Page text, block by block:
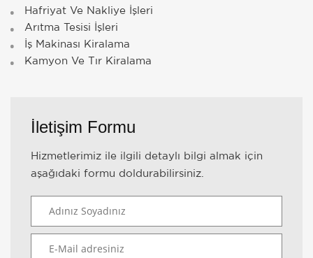
Hafriyat Ve Nakliye İşleri
Arıtma Tesisi İşleri
İş Makinası Kiralama
Kamyon Ve Tır Kiralama
İletişim Formu
Hizmetlerimiz ile ilgili detaylı bilgi almak için
aşağıdaki formu doldurabilirsiniz.